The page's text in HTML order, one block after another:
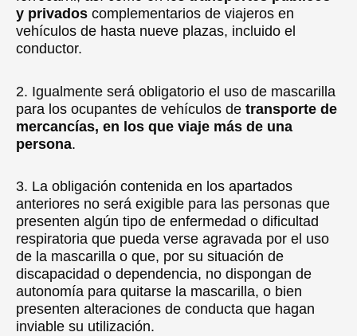
y privados complementarios de viajeros en
vehículos de hasta nueve plazas, incluido el
conductor.
2. Igualmente será obligatorio el uso de mascarilla
para los ocupantes de vehículos de transporte de
mercancías, en los que viaje más de una
persona.
3. La obligación contenida en los apartados
anteriores no será exigible para las personas que
presenten algún tipo de enfermedad o dificultad
respiratoria que pueda verse agravada por el uso
de la mascarilla o que, por su situación de
discapacidad o dependencia, no dispongan de
autonomía para quitarse la mascarilla, o bien
presenten alteraciones de conducta que hagan
inviable su utilización.